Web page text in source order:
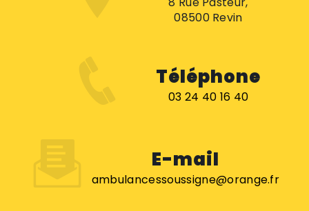
08500 Revin
Téléphone
03 24 40 16 40
E-mail
ambulancessoussigne@orange.fr